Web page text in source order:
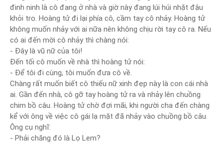
đinh ninh là cô đang ở nhà và giờ này đang lúi húi nhặt đậu
khỏi tro. Hoàng tử đi lại phía cô, cầm tay cô nhảy. Hoàng tử
không muốn nhảy với ai nữa nên không chịu rời tay cô ra. Nếu
có ai đến mời cô nhảy thì chàng nói:
- Đây là vũ nữ của tôi!
Đến tối cô muốn về nhà thì hoàng tử nói:
- Để tôi đi cùng, tôi muốn đưa cô về.
Chàng rất muốn biết cô thiếu nữ xinh đẹp này là con cái nhà
ai. Gần đến nhà, cô gỡ tay hoàng tử ra và nhảy lên chuồng
chim bồ câu. Hoàng tử chờ đợi mãi, khi người cha đến chàng
kể với ông về việc cô gái lạ mặt đã nhảy vào chuồng bồ câu.
Ông cụ nghĩ:
- Phải chăng đó là Lọ Lem?